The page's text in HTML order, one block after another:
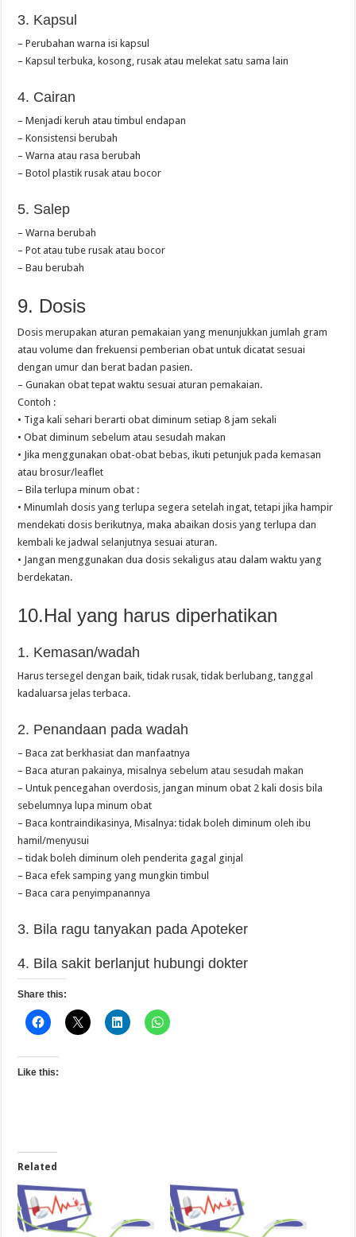
3. Kapsul
– Perubahan warna isi kapsul
– Kapsul terbuka, kosong, rusak atau melekat satu sama lain
4. Cairan
– Menjadi keruh atau timbul endapan
– Konsistensi berubah
– Warna atau rasa berubah
– Botol plastik rusak atau bocor
5. Salep
– Warna berubah
– Pot atau tube rusak atau bocor
– Bau berubah
9. Dosis
Dosis merupakan aturan pemakaian yang menunjukkan jumlah gram
atau volume dan frekuensi pemberian obat untuk dicatat sesuai
dengan umur dan berat badan pasien.
– Gunakan obat tepat waktu sesuai aturan pemakaian.
Contoh :
• Tiga kali sehari berarti obat diminum setiap 8 jam sekali
• Obat diminum sebelum atau sesudah makan
• Jika menggunakan obat-obat bebas, ikuti petunjuk pada kemasan
atau brosur/leaflet
– Bila terlupa minum obat :
• Minumlah dosis yang terlupa segera setelah ingat, tetapi jika hampir
mendekati dosis berikutnya, maka abaikan dosis yang terlupa dan
kembali ke jadwal selanjutnya sesuai aturan.
• Jangan menggunakan dua dosis sekaligus atau dalam waktu yang
berdekatan.
10.Hal yang harus diperhatikan
1. Kemasan/wadah
Harus tersegel dengan baik, tidak rusak, tidak berlubang, tanggal
kadaluarsa jelas terbaca.
2. Penandaan pada wadah
– Baca zat berkhasiat dan manfaatnya
– Baca aturan pakainya, misalnya sebelum atau sesudah makan
– Untuk pencegahan overdosis, jangan minum obat 2 kali dosis bila
sebelumnya lupa minum obat
– Baca kontraindikasinya, Misalnya: tidak boleh diminum oleh ibu
hamil/menyusui
– tidak boleh diminum oleh penderita gagal ginjal
– Baca efek samping yang mungkin timbul
– Baca cara penyimpanannya
3. Bila ragu tanyakan pada Apoteker
4. Bila sakit berlanjut hubungi dokter
Share this:
Like this:
Related